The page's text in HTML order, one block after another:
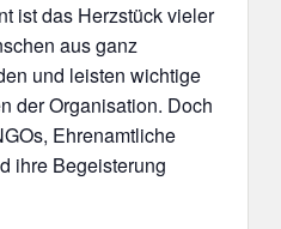
ist das Herzstück vieler
aus ganz
und leisten wichtige
der Organisation. Doch
Ehrenamtliche
ihre Begeisterung